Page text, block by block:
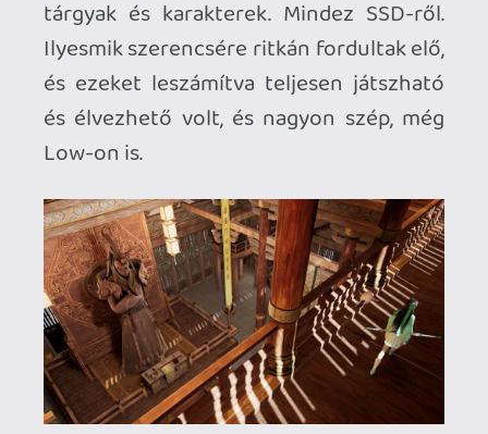
A zenék szintén nagyon jók lettek,
számos dallam a játékon kívül is a
fejemben járt. A szinkronra sem lehet
panasz, ez már az előző részben is kiváló
volt. Az angol feliratok jobbak, mint az
előző részben, bár itt sem tökéletesek.
Korábban sok kritikát olvastam ezzel
kapcsolatban, de pont mielőtt elkezdtem
játszani jött egy patch, amiben azt írták